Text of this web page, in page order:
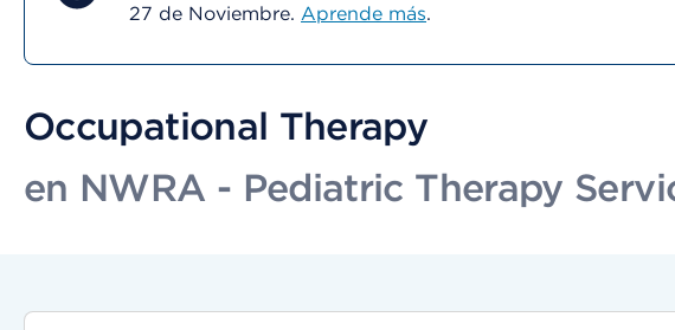
27 de Noviembre. Aprende más.
Occupational Therapy
en NWRA - Pediatric Therapy